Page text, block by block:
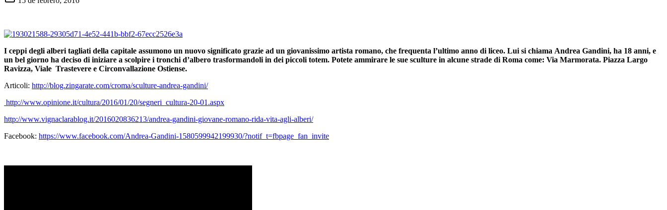
I ceppi degli alberi tagliati della capitale assumono un nuovo significato grazie ad un giovanissimo artista romano, che frequenta l’ultimo anno di liceo. Lui si chiama Andrea Gandini, ha 18 anni, e
un bel giorno ha deciso di iniziare a scolpire i tronchi d’albero trasformandoli in dei piccoli totem. Potete ammirare le sue sculture in alcune strade di Roma come: Via Marmorata. Piazza Largo
Ravizza, Viale Trastevere e Circonvallazione Ostiense.
Articoli: http://blog.zingarate.com/croma/sculture-andrea-gandini/
http://www.opinione.it/cultura/2016/01/20/segneri_cultura-20-01.aspx
http://www.vignaclarablog.it/2016020836213/andrea-gandini-giovane-romano-rida-vita-agli-alberi/
Facebook: https://www.facebook.com/Andrea-Gandini-1580599942199930/?notif_t=fbpage_fan_invite